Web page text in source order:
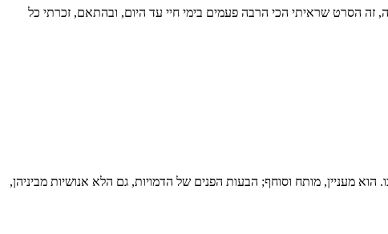
זה הסרט שראיתי הכי הרבה פעמים בימי חיי עד היום, ובהתאם, זכרתי כל
מעניין, מותח וסוחף; הבעות הפנים של הדמויות, גם הלא אנושיות מביניהן,